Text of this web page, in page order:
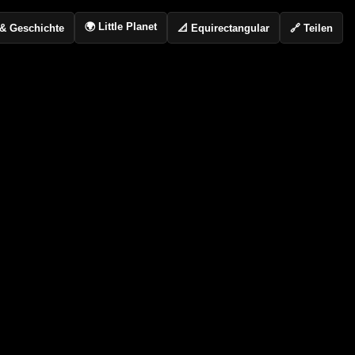
Geschichte 🌍 Little Planet 📐 Equirectangular 🔗 Teilen